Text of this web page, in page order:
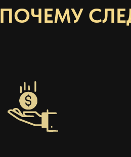
ПОЧЕМУ